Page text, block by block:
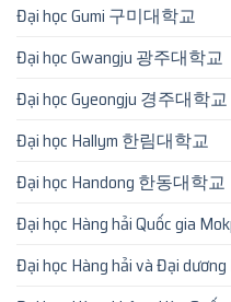
Đại học Gumi 구미대학교
Đại học Gwangju 광주대학교
Đại học Gyeongju 경주대학교
Đại học Hallym 한림대학교
Đại học Handong 한동대학교
Đại học Hàng hải Quốc gia
Đại học Hàng hải và Đại